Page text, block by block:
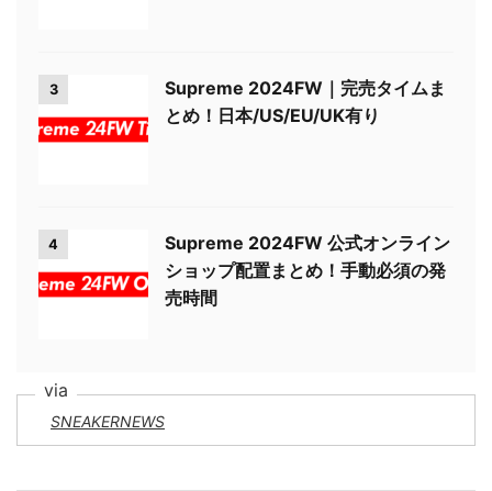
3
Supreme 2024FW｜完売タイムま
とめ！日本/US/EU/UK有り
4
Supreme 2024FW 公式オンライン
ショップ配置まとめ！手動必須の発
売時間
SNEAKERNEWS